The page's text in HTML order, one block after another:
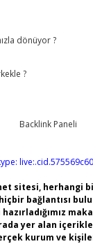
dönüyor ?
?
sitesi, herhangi
bağlantısı
yer alan
kurum ve